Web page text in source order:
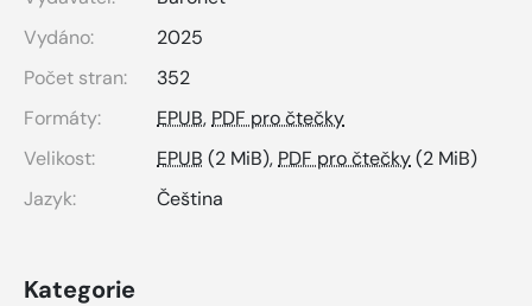
Vydáno:
2025
Počet stran:
352
Formáty:
EPUB, PDF pro čtečky
Velikost:
EPUB (2 MiB), PDF pro čtečky(2 MiB)
Jazyk:
Čeština
Kategorie